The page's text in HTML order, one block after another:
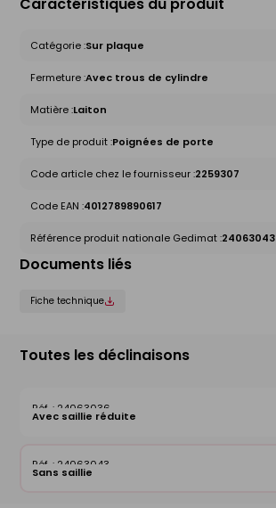
Caractéristiques du produit
Catégorie :Sur plaque
Fermeture :Avec trous de cylindre
Matière :Laiton
Type de produit :Poignées de porte
Code article chez le fournisseur :2259307
Code EAN :4012789890617
Référence produit nationale Gedimat :24063043
Documents liés
Fiche technique
Toutes les déclinaisons
24063036
Avec saillie réduite
24063043
Sans saillie